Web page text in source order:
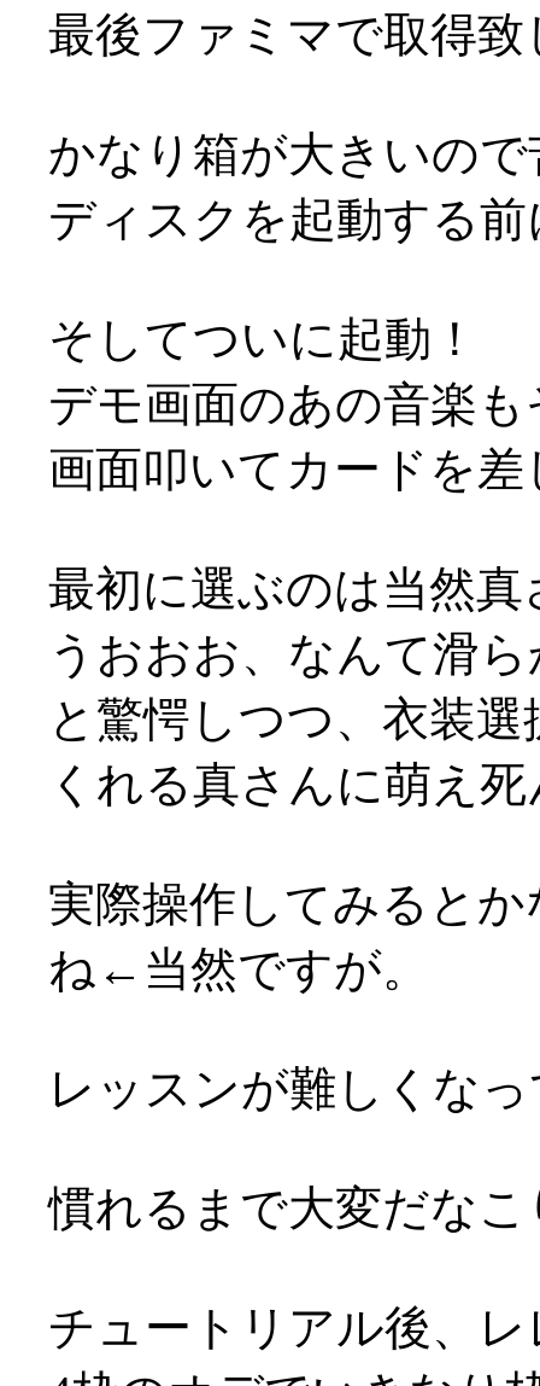
最後ファミマで取得致
かなり箱が大きいの
ディスクを起動する
そしてついに起動！
デモ画面のあの音楽
画面叩いてカードを
最初に選ぶのは当然真
うおおお、なんて滑
と驚愕しつつ、衣装
くれる真さんに萌え
実際操作してみると
ね←当然ですが。
レッスンが難しくな
慣れるまで大変だなこ
チュートリアル後、